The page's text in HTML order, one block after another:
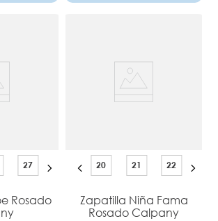
27
Rosado
20 21 22
Zapatilla Niña Fama
Rosado Calpany